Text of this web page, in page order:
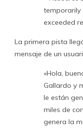
temporarily
exceeded
La primera pista
mensaje de un
«Hola,
Gallardo y
le están
miles de
genera la